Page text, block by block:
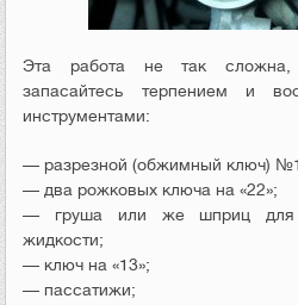
Эта работа не так сложна,
запасайтесь терпением и
инструментами:
— разрезной (обжимный ключ)
— два рожковых ключа на «22»;
— груша или же шприц для
жидкости;
— ключ на «13»;
— пассатижи;